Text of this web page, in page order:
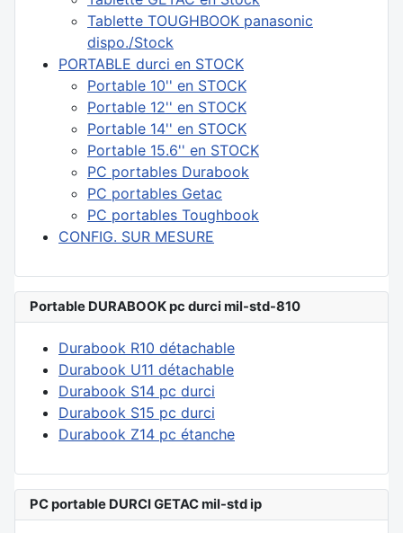
Tablette TOUGHBOOK panasonic
dispo./Stock
PORTABLE durci en STOCK
Portable 10'' en STOCK
Portable 12'' en STOCK
Portable 14'' en STOCK
Portable 15.6'' en STOCK
PC portables Durabook
PC portables Getac
PC portables Toughbook
CONFIG. SUR MESURE
Portable DURABOOK pc durci mil-std-810
Durabook R10 détachable
Durabook U11 détachable
Durabook S14 pc durci
Durabook S15 pc durci
Durabook Z14 pc étanche
PC portable DURCI GETAC mil-std ip